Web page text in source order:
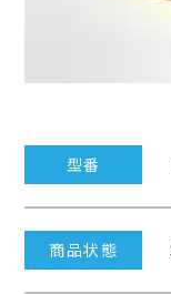
型番
商品状態